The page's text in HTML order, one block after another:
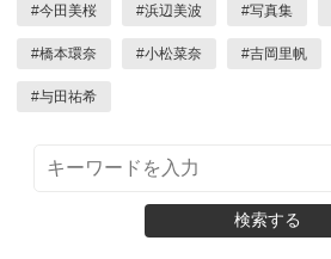
#今田美桜 #浜辺美波 #写真集
#橋本環奈 #小松菜奈 #吉岡里帆
#与田祐希
検索する